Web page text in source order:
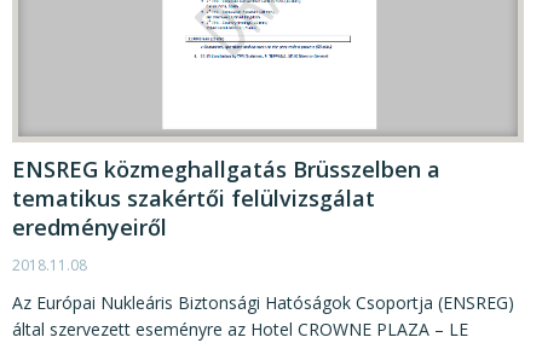
ENSREG közmeghallgatás Brüsszelben a
tematikus szakértői felülvizsgálat
eredményeiről
2018.11.08
Az Európai Nukleáris Biztonsági Hatóságok Csoportja (ENSREG)
által szervezett eseményre az Hotel CROWNE PLAZA – LE